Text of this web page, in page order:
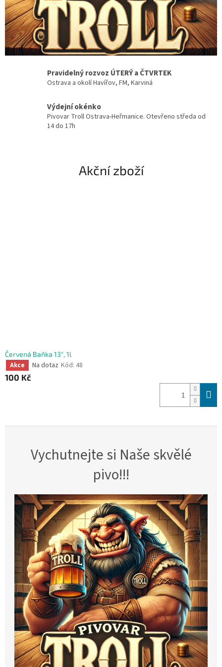
Pravidelný rozvoz ÚTERÝ a ČTVRTEK
Ostrava a okolí Havířov, FM, Karviná
Výdejní okénko
Pivovar Troll Ostrava-Heřmanice. Otevřeno středa od
14 do 17h
Akční zboží
Červená Baňka 13°, 1l
Akce Na dotaz Kód: 48
100 Kč
Vychutnejte si Naše skvělé
pivo!!!